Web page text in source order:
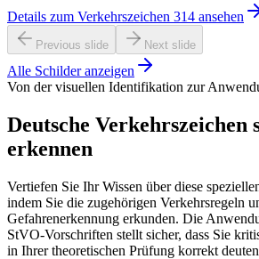
Details zum Verkehrszeichen 314 ansehen
Previous slide Next slide
Alle Schilder anzeigen
Von der visuellen Identifikation zur
Deutsche Verkehrszeichen
erkennen
Vertiefen Sie Ihr Wissen über diese
indem Sie die zugehörigen Verkehrsregeln
Gefahrenerkennung erkunden. Die
StVO-Vorschriften stellt sicher, dass Sie
in Ihrer theoretischen Prüfung korrekt